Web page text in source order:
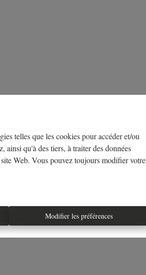
telles que les cookies pour accéder et/ou
ainsi qu'à des tiers, à traiter des données
Web. Vous pouvez toujours modifier votre
Modifier les préférences